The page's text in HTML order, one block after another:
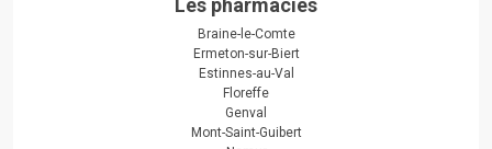
Les pharmacies
Braine-le-Comte
Ermeton-sur-Biert
Estinnes-au-Val
Floreffe
Genval
Mont-Saint-Guibert